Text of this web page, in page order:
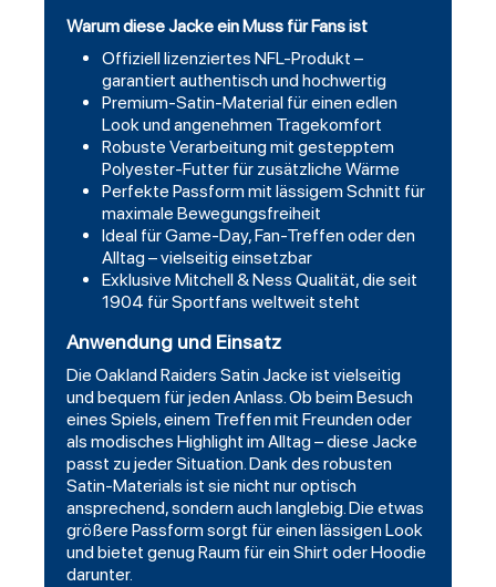
Warum diese Jacke ein Muss für Fans ist
Offiziell lizenziertes NFL-Produkt –
garantiert authentisch und hochwertig
Premium-Satin-Material für einen edlen
Look und angenehmen Tragekomfort
Robuste Verarbeitung mit gestepptem
Polyester-Futter für zusätzliche Wärme
Perfekte Passform mit lässigem Schnitt für
maximale Bewegungsfreiheit
Ideal für Game-Day, Fan-Treffen oder den
Alltag – vielseitig einsetzbar
Exklusive Mitchell & Ness Qualität, die seit
1904 für Sportfans weltweit steht
Anwendung und Einsatz
Die Oakland Raiders Satin Jacke ist vielseitig
und bequem für jeden Anlass. Ob beim Besuch
eines Spiels, einem Treffen mit Freunden oder
als modisches Highlight im Alltag – diese Jacke
passt zu jeder Situation. Dank des robusten
Satin-Materials ist sie nicht nur optisch
ansprechend, sondern auch langlebig. Die etwas
größere Passform sorgt für einen lässigen Look
und bietet genug Raum für ein Shirt oder Hoodie
darunter.